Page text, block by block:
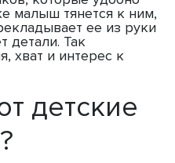
малыш тянется к ним,
ее из руки
детали. Так
хват и интерес к
детские